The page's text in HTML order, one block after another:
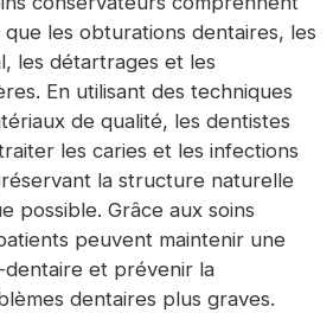
les obturations dentaires, les
les détartrages et les
En utilisant des techniques
de qualité, les dentistes
les caries et les infections
la structure naturelle
possible. Grâce aux soins
peuvent maintenir une
et prévenir la
dentaires plus graves.